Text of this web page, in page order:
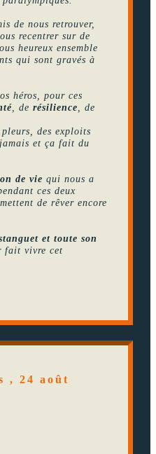
de nous retrouver,
recentrer sur de
heureux ensemble
qui sont gravés à
héros, pour ces
, derésilience , de
des exploits
et ça fait du
de vie qui nous a
ces deux
de rêver encore
et toute son
fait vivre cet
, 24 août